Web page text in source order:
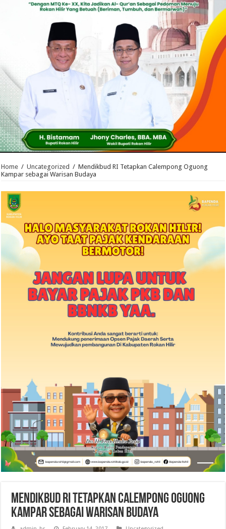
Home / Uncategorized / Mendikbud RI Tetapkan Calempong Oguong
Kampar sebagai Warisan Budaya
Mendikbud RI Tetapkan Calempong Oguong
Kampar sebagai Warisan Budaya